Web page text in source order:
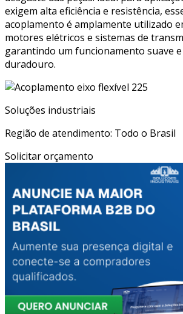
exigem alta eficiência e resistência,
acoplamento é amplamente utilizado
motores elétricos e sistemas de
garantindo um funcionamento suave e
duradouro.
Soluções industriais
Região de atendimento: Todo o Brasil
Solicitar orçamento